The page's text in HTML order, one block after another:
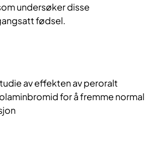
undersøker disse
fødsel.
av effekten av peroralt
for å fremme normal